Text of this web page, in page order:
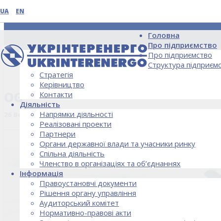
UA EN
Головна
Про підприємство
Про підприємство
Структура
Стратегія
Керівництво
Контакти
Діяльність
Напрямки діяльності
Реалізовані проекти
Партнери
Органи державної влади та учасники ринку
Спільна діяльність
Членство в організаціях та об’єднаннях
Інформація
Правоустановчі документи
Рішення органу управління
Аудиторський комітет
Нормативно-правові акти
НОВИНИ
OG
26 Вересня, 2018